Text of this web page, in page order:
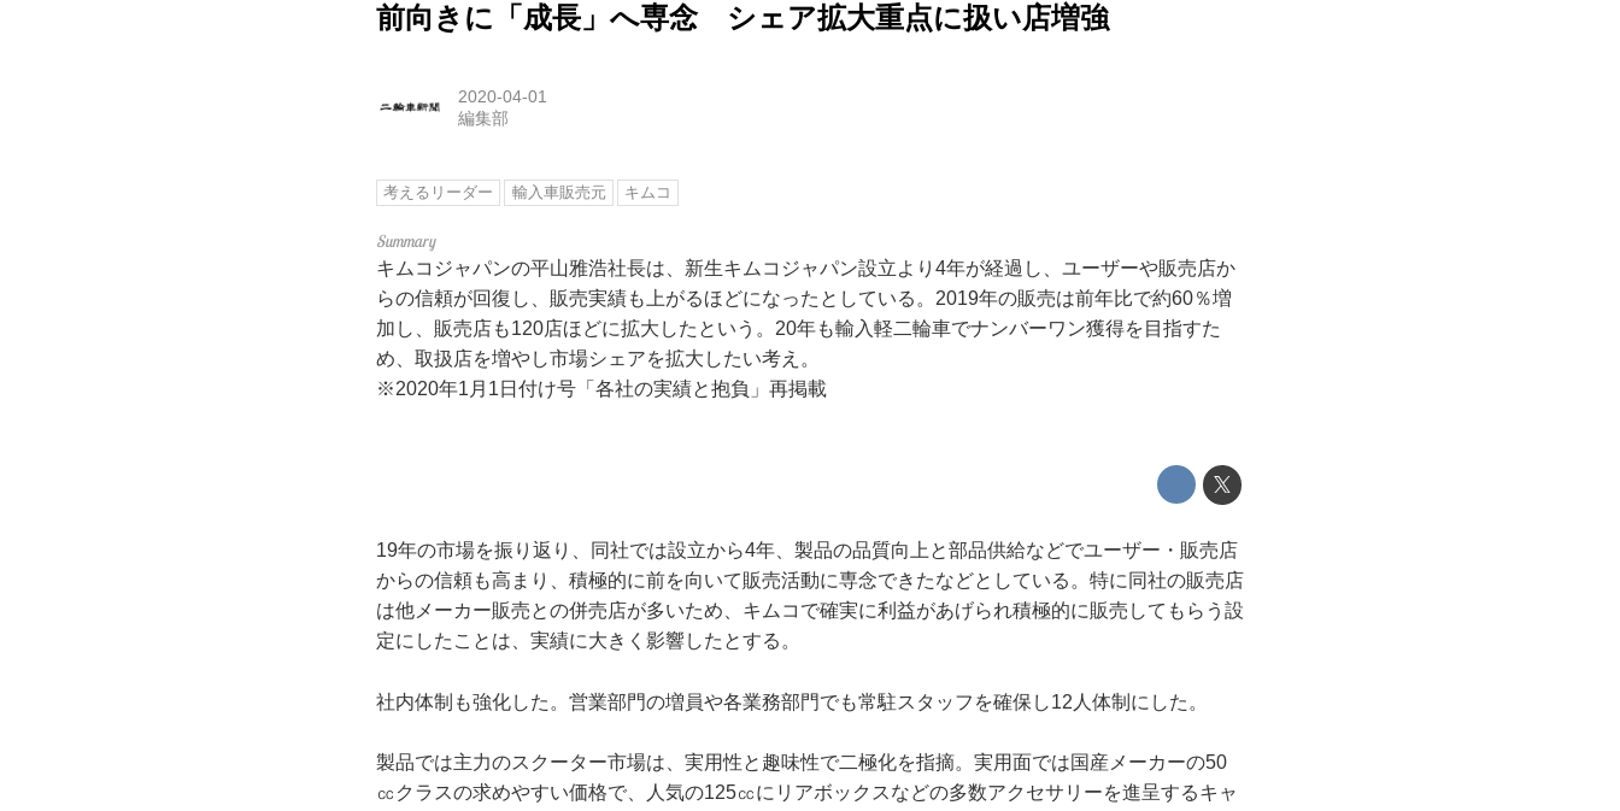
前向きに「成長」へ専念 シェア拡大重点に扱い店増強
2020-04-01
編集部
考えるリーダー 輸入車販売元 キムコ
キムコジャパンの平山雅浩社長は、新生キムコジャパン設立より4年が経過し、ユーザーや販売店か
らの信頼が回復し、販売実績も上がるほどになったとしている。2019年の販売は前年比で約60％増
加し、販売店も120店ほどに拡大したという。20年も輸入軽二輪車でナンバーワン獲得を目指すた
め、取扱店を増やし市場シェアを拡大したい考え。
※2020年1月1日付け号「各社の実績と抱負」再掲載
19年の市場を振り返り、同社では設立から4年、製品の品質向上と部品供給などでユーザー・販売店
からの信頼も高まり、積極的に前を向いて販売活動に専念できたなどとしている。特に同社の販売店
は他メーカー販売との併売店が多いため、キムコで確実に利益があげられ積極的に販売してもらう設
定にしたことは、実績に大きく影響したとする。
社内体制も強化した。営業部門の増員や各業務部門でも常駐スタッフを確保し12人体制にした。
製品では主力のスクーター市場は、実用性と趣味性で二極化を指摘。実用面では国産メーカーの50
㏄クラスの求めやすい価格で、人気の125㏄にリアボックスなどの多数アクセサリーを進呈するキャ